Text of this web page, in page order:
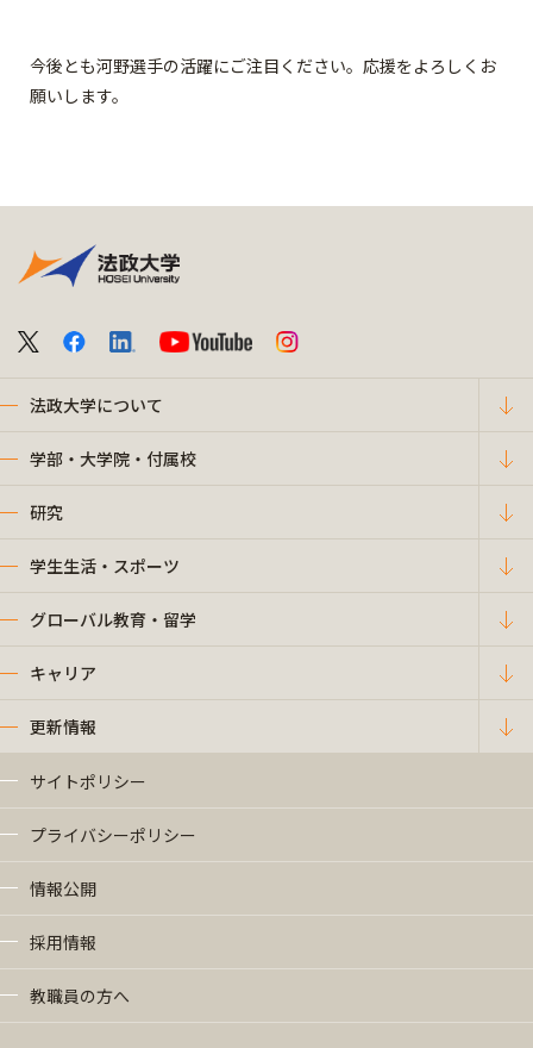
今後とも河野選手の活躍にご注目ください。応援をよろしくお
願いします。
法政大学について
学部・大学院・付属校
研究
学生生活・スポーツ
グローバル教育・留学
キャリア
更新情報
サイトポリシー
プライバシーポリシー
情報公開
採用情報
教職員の方へ